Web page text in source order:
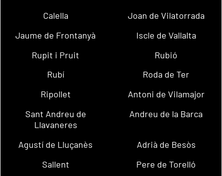
Calella
Joan de Vilatorrada
Jaume de Frontanyà
Iscle de Vallalta
Rupit i Pruit
Rubió
Rubí
Roda de Ter
Ripollet
Antoni de Vilamajor
Sant Andreu de
Llavaneres
Andreu de la Barca
Agustí de Lluçanès
Adrià de Besòs
Sallent
Pere de Torelló